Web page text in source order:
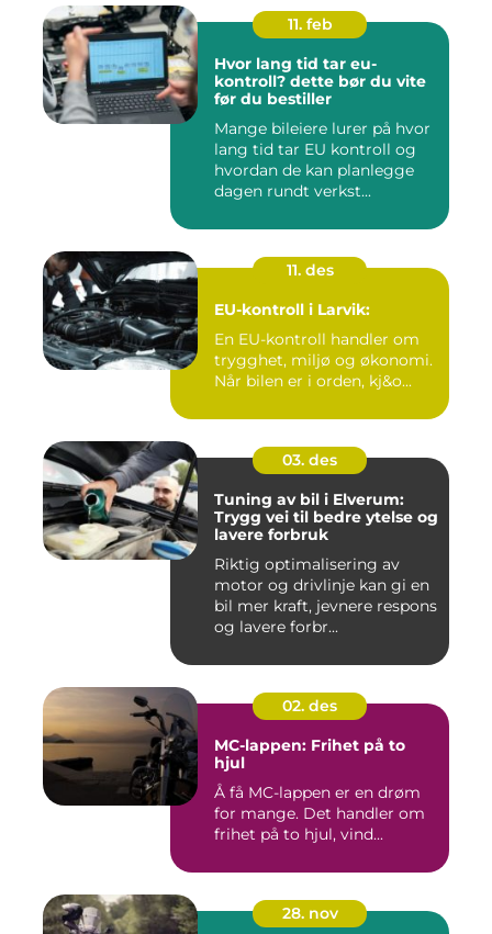
11. feb
Hvor lang tid tar eu-
kontroll? dette bør du vite
før du bestiller
Mange bileiere lurer på hvor
lang tid tar EU kontroll og
hvordan de kan planlegge
dagen rundt verkst...
11. des
EU-kontroll i Larvik:
En EU-kontroll handler om
trygghet, miljø og økonomi.
Når bilen er i orden, kj&o...
03. des
Tuning av bil i Elverum:
Trygg vei til bedre ytelse og
lavere forbruk
Riktig optimalisering av
motor og drivlinje kan gi en
bil mer kraft, jevnere respons
og lavere forbr...
02. des
MC-lappen: Frihet på to
hjul
Å få MC-lappen er en drøm
for mange. Det handler om
frihet på to hjul, vind...
28. nov